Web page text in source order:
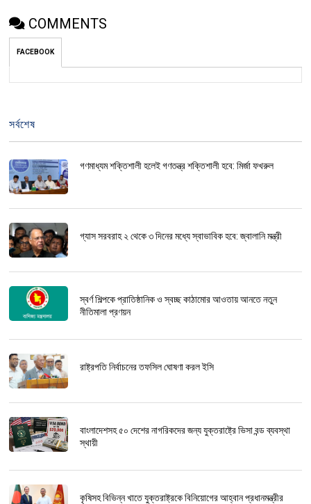
COMMENTS
FACEBOOK
সর্বশেষ
গণমাধ্যম শক্তিশালী হলেই গণতন্ত্র শক্তিশালী হবে: মির্জা ফখরুল
গ্যাস সরবরাহ ২ থেকে ৩ দিনের মধ্যে স্বাভাবিক হবে: জ্বালানি মন্ত্রী
স্বর্ণ শিল্পকে প্রাতিষ্ঠানিক ও স্বচ্ছ কাঠামোর আওতায় আনতে নতুন
নীতিমালা প্রণয়ন
রাষ্ট্রপতি নির্বাচনের তফসিল ঘোষণা করল ইসি
বাংলাদেশসহ ৫০ দেশের নাগরিকদের জন্য যুক্তরাষ্ট্রে ভিসা বন্ড ব্যবস্থা
স্থায়ী
কৃষিসহ বিভিন্ন খাতে যুক্তরাষ্ট্রকে বিনিয়োগের আহ্বান প্রধানমন্ত্রীর